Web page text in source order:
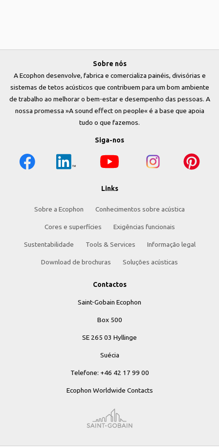
Sobre nós
A Ecophon desenvolve, fabrica e comercializa painéis, divisórias e
sistemas de tetos acústicos que contribuem para um bom ambiente
de trabalho ao melhorar o bem-estar e desempenho das pessoas. A
nossa promessa »A sound effect on people« é a base que apoia
tudo o que fazemos.
Siga-nos
Links
Sobre a Ecophon Conhecimentos sobre acústica
Cores e superfícies Exigências funcionais
Sustentabilidade Tools & Services Informação legal
Download de brochuras Soluções acústicas
Contactos
Saint-Gobain Ecophon
Box 500
SE 265 03 Hyllinge
Suécia
Telefone: +46 42 17 99 00
Ecophon Worldwide Contacts